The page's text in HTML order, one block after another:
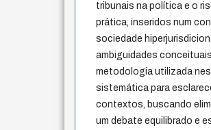
tribunais na política e o
prática, inseridos num
sociedade
ambiguidades
metodologia utilizada
sistemática para
contextos, buscando
um debate equilibrado e